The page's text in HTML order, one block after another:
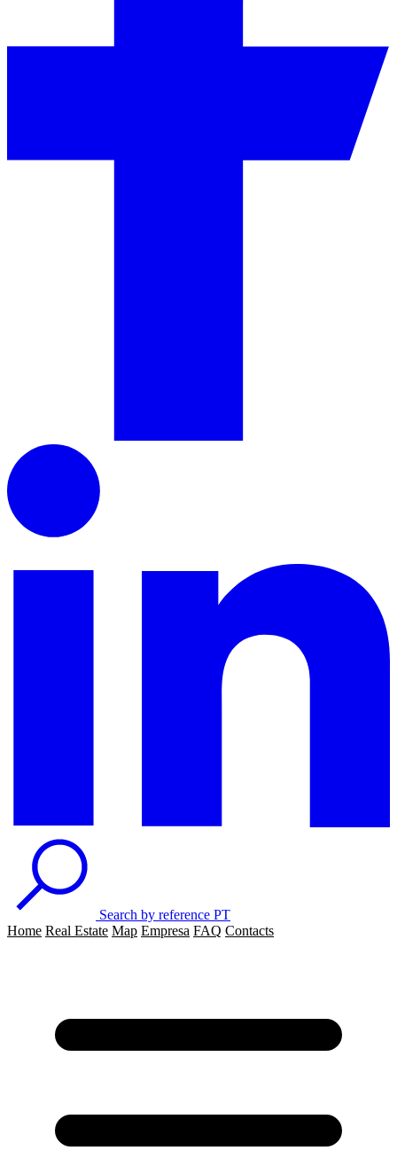
Search by reference PT
Home Real Estate Map Empresa FAQ Contacts